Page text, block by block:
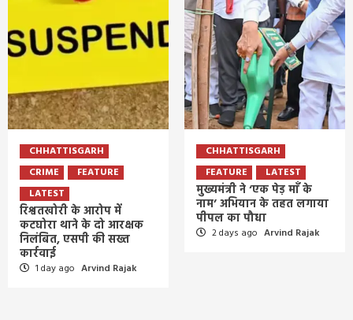
CHHATTISGARH
CRIME
FEATURE
LATEST
रिश्वतखोरी के आरोप में
कटघोरा थाने के दो आरक्षक
निलंबित, एसपी की सख्त
कार्रवाई
1 day ago Arvind Rajak
CHHATTISGARH
FEATURE
LATEST
मुख्यमंत्री ने ‘एक पेड़ माँ के
नाम’ अभियान के तहत लगाया
पीपल का पौधा
2 days ago Arvind Rajak